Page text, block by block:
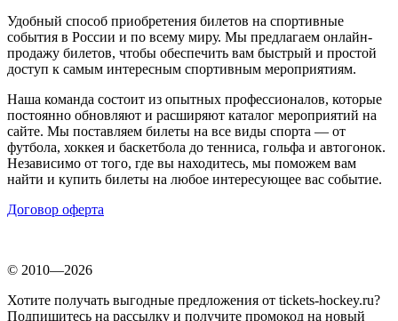
Удобный способ приобретения билетов на спортивные
события в России и по всему миру. Мы предлагаем онлайн-
продажу билетов, чтобы обеспечить вам быстрый и простой
доступ к самым интересным спортивным мероприятиям.
Наша команда состоит из опытных профессионалов, которые
постоянно обновляют и расширяют каталог мероприятий на
сайте. Мы поставляем билеты на все виды спорта — от
футбола, хоккея и баскетбола до тенниса, гольфа и автогонок.
Независимо от того, где вы находитесь, мы поможем вам
найти и купить билеты на любое интересующее вас событие.
Договор оферта
© 2010—2026
Хотите получать выгодные предложения от tickets-hockey.ru?
Подпишитесь на рассылку и получите промокод на новый